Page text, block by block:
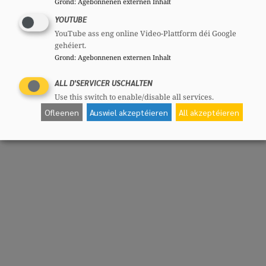
YOUTUBE
YouTube ass eng online Video-Plattform déi Google
gehéiert.
Grond: Agebonnenen externen Inhalt
ALL D'SERVICER USCHALTEN
Use this switch to enable/disable all services.
Ofleenen Auswiel akzeptéieren All akzeptéieren